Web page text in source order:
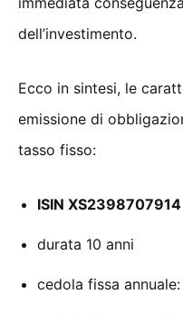
dell’investimento.
Ecco in sintesi, le
emissione di
tasso fisso:
ISIN XS2398707914
durata 10 anni
cedola fissa